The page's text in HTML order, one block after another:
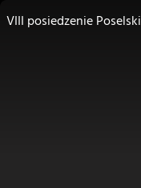
VIII posiedzenie